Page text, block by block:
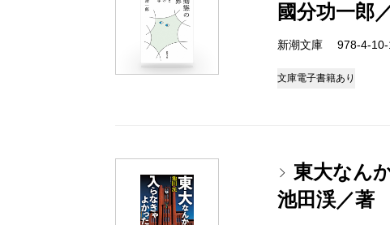
國分功一郎
新潮文庫 978-4-
文庫電子書籍あり
東大なん
池田渓／著